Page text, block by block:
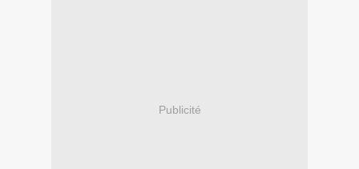
Publicité